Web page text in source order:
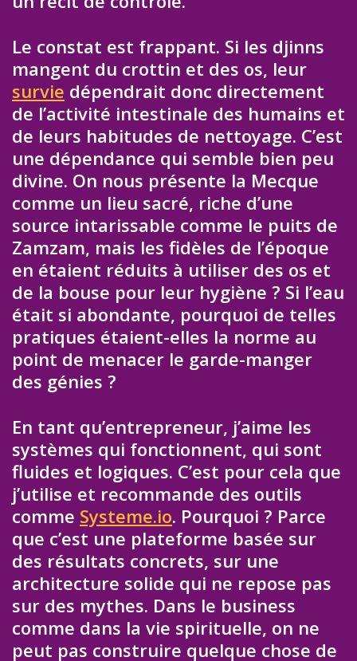
Le constat est frappant. Si les djinns
mangent du crottin et des os, leur
survie dépendrait donc directement
de l’activité intestinale des humains et
de leurs habitudes de nettoyage. C’est
une dépendance qui semble bien peu
divine. On nous présente la Mecque
comme un lieu sacré, riche d’une
source intarissable comme le puits de
Zamzam, mais les fidèles de l’époque
en étaient réduits à utiliser des os et
de la bouse pour leur hygiène ? Si l’eau
était si abondante, pourquoi de telles
pratiques étaient-elles la norme au
point de menacer le garde-manger
des génies ?
En tant qu’entrepreneur, j’aime les
systèmes qui fonctionnent, qui sont
fluides et logiques. C’est pour cela que
j’utilise et recommande des outils
comme Systeme.io. Pourquoi ? Parce
que c’est une plateforme basée sur
des résultats concrets, sur une
architecture solide qui ne repose pas
sur des mythes. Dans le business
comme dans la vie spirituelle, on ne
peut pas construire quelque chose de